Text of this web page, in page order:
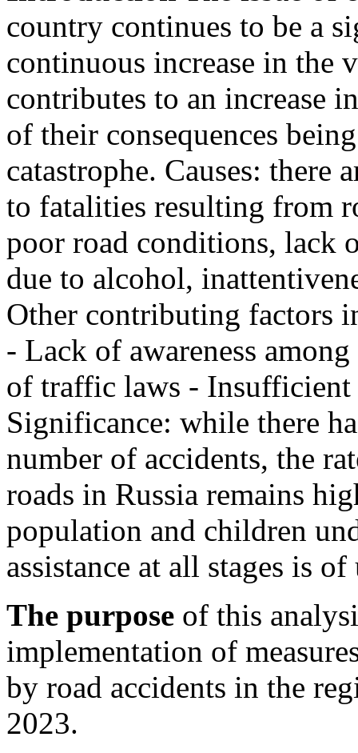
country continues to be a
continuous increase in the
contributes to an increase
of their consequences
catastrophe. Causes: there
to fatalities resulting from
poor road conditions,
due to alcohol,
Other contributing factors
- Lack of awareness
of traffic laws -
Significance: while there
number of accidents, the
roads in Russia remains
population and children
assistance at all stages is
The purpose of this
implementation of
by road accidents in the
2023.